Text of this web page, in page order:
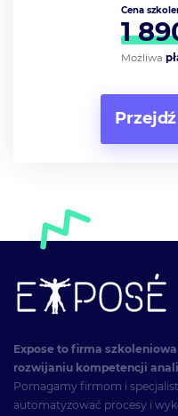
Cena
1
Możliwa
Expose to firma
rozwijaniu kompetencji
Pomagamy firmom i
automatyzować procesy i